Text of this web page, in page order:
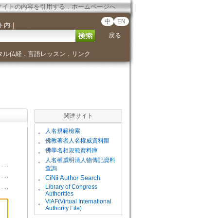
イトの内容を引用する．ホームページへ
内 ｜ 中 EN
戻る
ル仏経． 言語レッスン ． リンク
関連サイト
。 人名規範檢索
。 佛教著者人名權威資料庫
。 佛學名相規範資料庫
。
人名權威明清人物傳記資料
查詢
。
CiNii Author Search
。
Library of Congress
Authorities
。
VIAF(Virtual International
Authority File)